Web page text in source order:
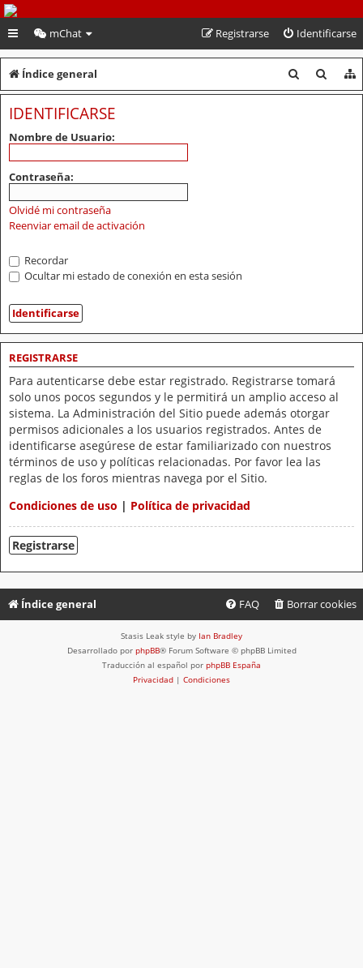
PeruVoley.com
mChat Identificarse
Registrarse
Índice general
u
u
IDENTIFICARSE
Nombre de Usuario:
Contraseña:
Olvidé mi contraseña
Reenviar email de activación
Recordar
Ocultar mi estado de conexión en esta sesión
REGISTRARSE
Para autenticarse debe estar registrado. Registrarse tomará
solo unos pocos segundos y le permitirá un amplio acceso al
sistema. La Administración del Sitio puede además otorgar
permisos adicionales a los usuarios registrados. Antes de
identificarse asegúrese de estar familiarizado con nuestros
términos de uso y políticas relacionadas. Por favor lea las
reglas de los foros mientras navega por el Sitio.
Condiciones de uso | Política de privacidad
Registrarse
Índice general Borrar cookies
FAQ
Stasis Leak style by Ian Bradley
Desarrollado por phpBB® Forum Software © phpBB Limited
Traducción al español por phpBB España
Privacidad | Condiciones